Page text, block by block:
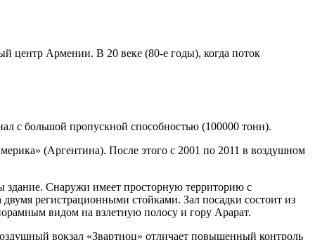
центр Армении. В 20 веке (80-е годы), когда поток
с большой пропускной способностью (100000 тонн).
(Аргентина). После этого с 2001 по 2011 в воздушном
здание. Снаружи имеет просторную территорию с
регистрационными стойками. Зал посадки состоит из
видом на взлетную полосу и гору Арарат.
вокзал «Звартноц» отличает повышенный контроль